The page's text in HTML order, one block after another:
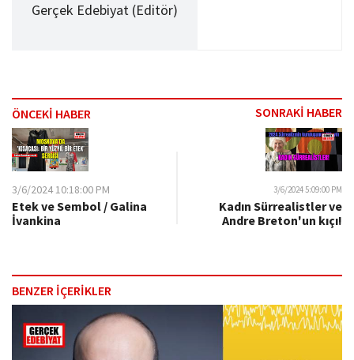
Gerçek Edebiyat (Editör)
ÖNCEKİ HABER SONRAKİ HABER
3/6/2024 10:18:00 PM
Etek ve Sembol / Galina
İvankina
3/6/2024 5:09:00 PM
Kadın Sürrealistler ve
Andre Breton'un kıçı!
BENZER İÇERİKLER